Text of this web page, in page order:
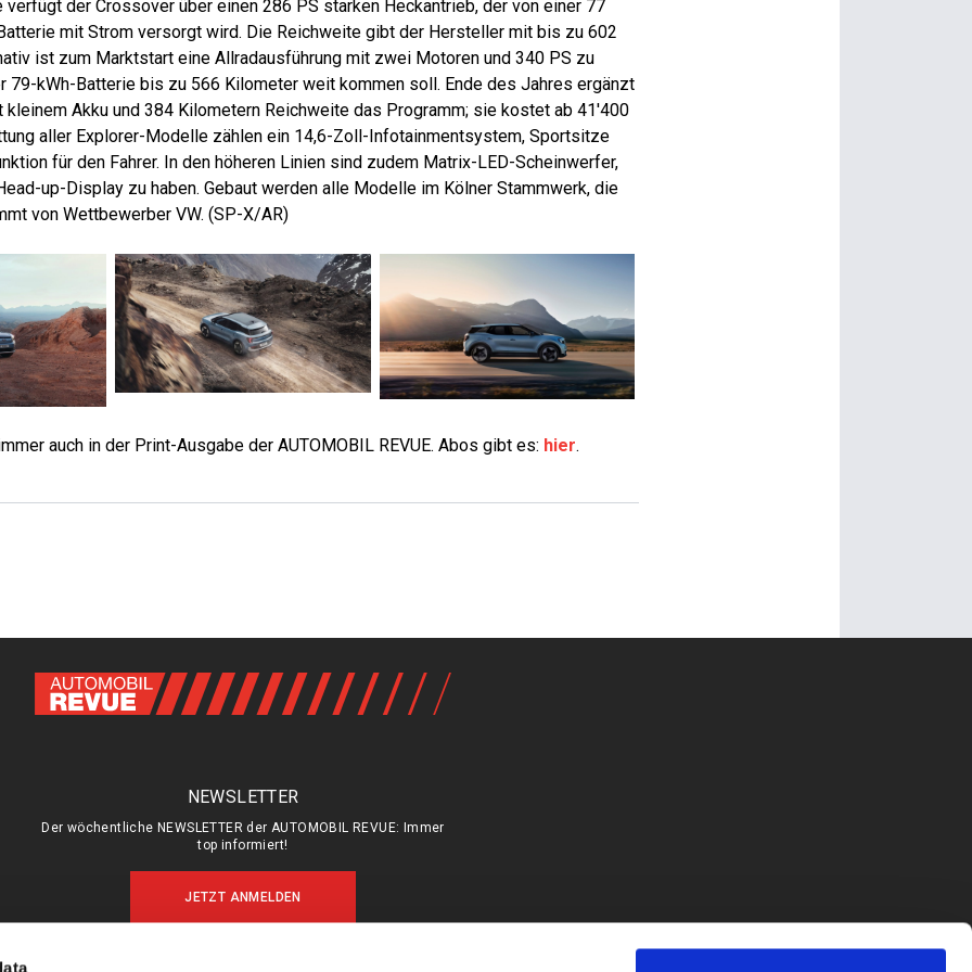
verfügt der Crossover über einen 286 PS starken Heckantrieb, der von einer 77
mit Strom versorgt wird. Die Reichweite gibt der Hersteller mit bis zu 602
ist zum Marktstart eine Allradausführung mit zwei Motoren und 340 PS zu
79-kWh-Batterie bis zu 566 Kilometer weit kommen soll. Ende des Jahres ergänzt
Akku und 384 Kilometern Reichweite das Programm; sie kostet ab 41'400
aller Explorer-Modelle zählen ein 14,6-Zoll-Infotainmentsystem, Sportsitze
für den Fahrer. In den höheren Linien sind zudem Matrix-LED-Scheinwerfer,
up-Display zu haben. Gebaut werden alle Modelle im Kölner Stammwerk, die
von Wettbewerber VW. (SP-X/AR)
auch in der Print-Ausgabe der AUTOMOBIL REVUE. Abos gibt es: hier.
NEWSLETTER
Der wöchentliche NEWSLETTER der AUTOMOBIL REVUE: Immer
top informiert!
JETZT ANMELDEN